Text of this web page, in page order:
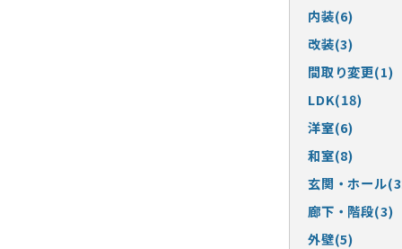
内装(6)
改装(3)
間取り変更(1)
LDK(18)
洋室(6)
和室(8)
玄関・ホール
廊下・階段(3)
外壁(5)